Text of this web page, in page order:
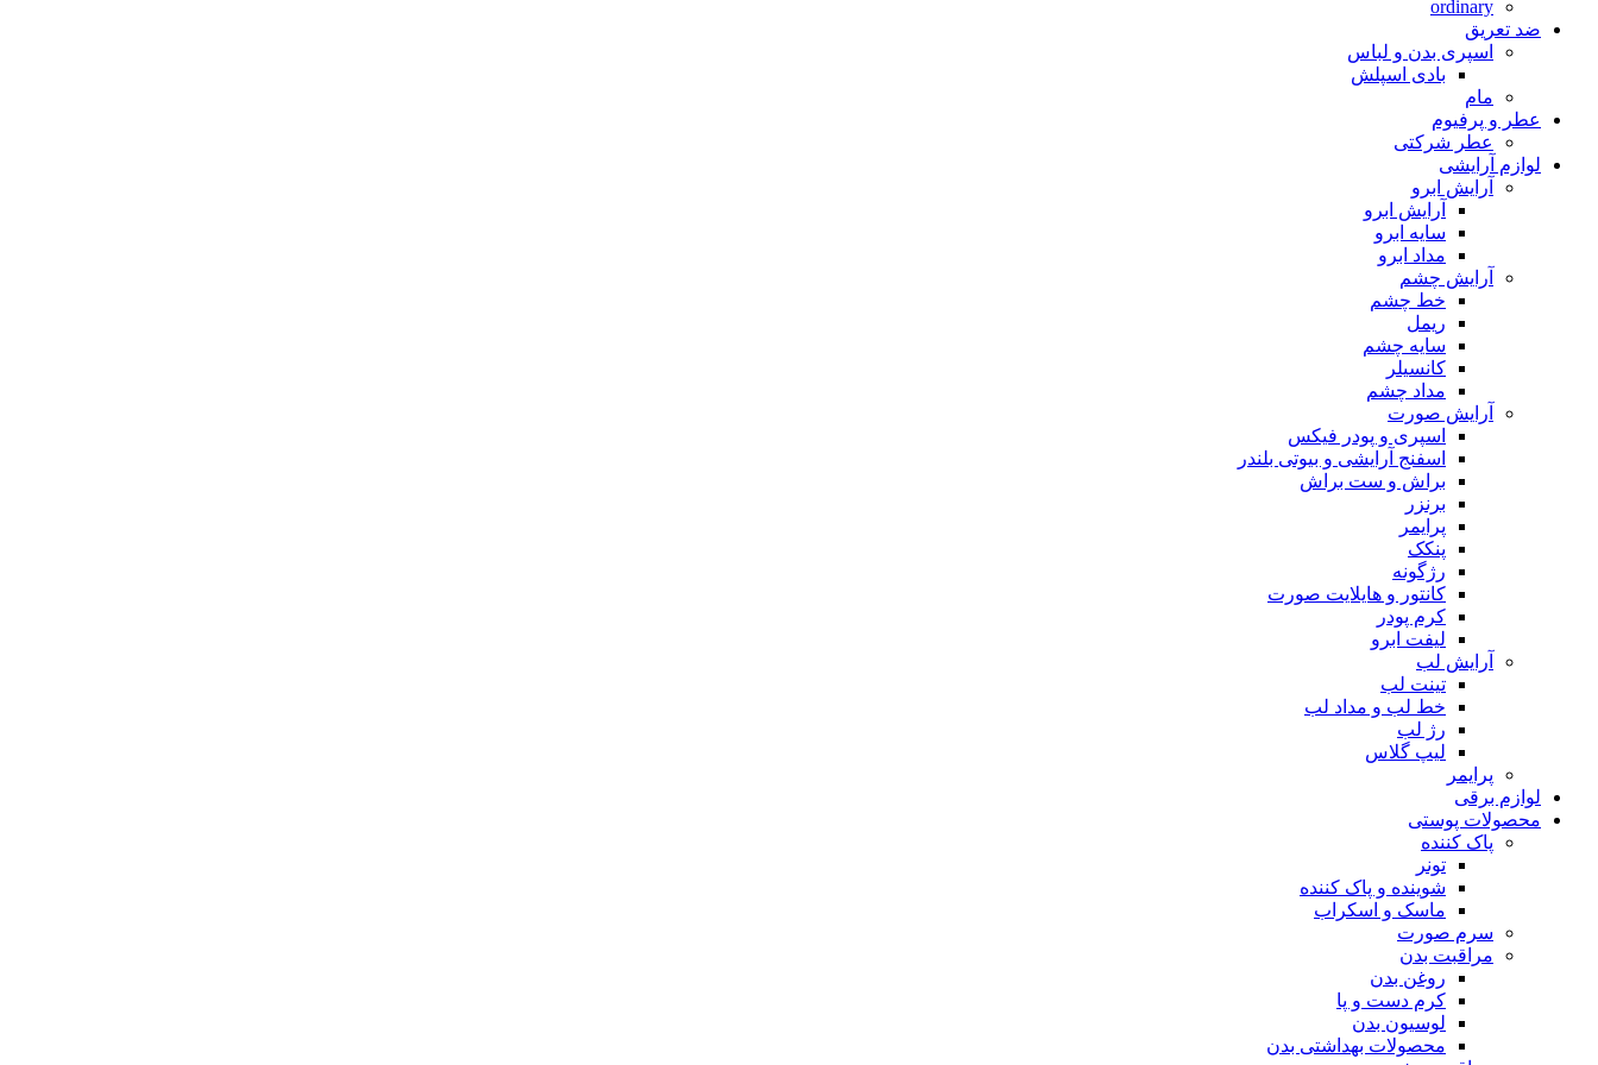
ordinary
ضد تعریق
اسپری بدن و لباس
بادی اسپلش
مام
عطر و پرفیوم
عطر شرکتی
لوازم آرایشی
آرایش ابرو
آرایش ابرو
سایه ابرو
مداد ابرو
آرایش چشم
خط چشم
ریمل
سایه چشم
کانسیلر
مداد چشم
آرایش صورت
اسپری و پودر فیکس
اسفنج آرایشی و بیوتی بلندر
براش و ست براش
برنزر
پرایمر
پنکک
رژگونه
کانتور و هایلایت صورت
کرم پودر
لیفت ابرو
آرایش لب
تینت لب
خط لب و مداد لب
رژ لب
لیپ گلاس
پرایمر
لوازم برقی
محصولات پوستی
پاک کننده
تونر
شوینده و پاک کننده
ماسک و اسکراب
سرم صورت
مراقبت بدن
روغن بدن
کرم دست و پا
لوسیون بدن
محصولات بهداشتی بدن